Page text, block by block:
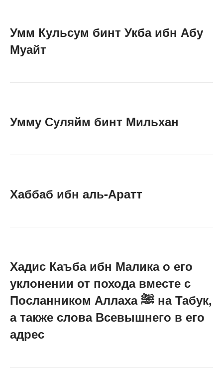
Умм Кульсум бинт Укба ибн Абу
Муайт
Умму Суляйм бинт Мильхан
Хаббаб ибн аль-Аратт
Хадис Каъба ибн Малика о его
уклонении от похода вместе с
Посланником Аллаха ﷺ на Табук,
а также слова Всевышнего в его
адрес